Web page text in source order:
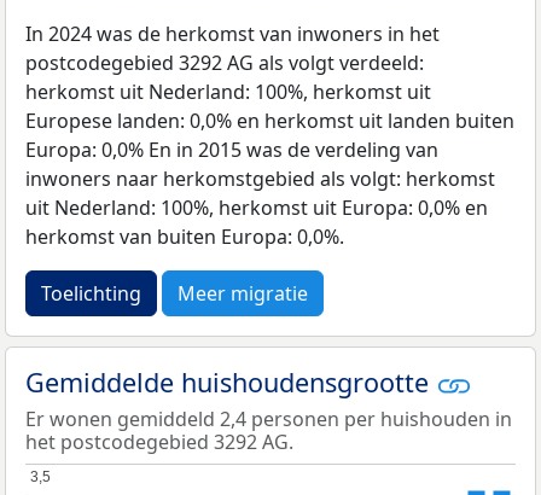
In 2024 was de herkomst van inwoners in het
postcodegebied 3292 AG als volgt verdeeld:
herkomst uit Nederland: 100%, herkomst uit
Europese landen: 0,0% en herkomst uit landen buiten
Europa: 0,0% En in 2015 was de verdeling van
inwoners naar herkomstgebied als volgt: herkomst
uit Nederland: 100%, herkomst uit Europa: 0,0% en
herkomst van buiten Europa: 0,0%.
Toelichting Meer migratie
Gemiddelde huishoudensgrootte
Er wonen gemiddeld 2,4 personen per huishouden in
het postcodegebied 3292 AG.
3,5
3,5